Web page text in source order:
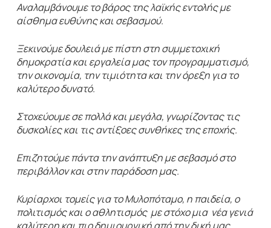
Αναλαμβάνουμε το βάρος της λαϊκής εντολής με
αίσθημα ευθύνης και σεβασμού.
Ξεκινούμε δουλειά με πίστη στη συμμετοχική
δημοκρατία και εργαλεία μας τον προγραμματισμό,
την οικονομία, την τιμιότητα και την όρεξη για το
καλύτερο δυνατό.
Στοχεύουμε σε πολλά και μεγάλα, γνωρίζοντας τις
δυσκολίες και τις αντίξοες συνθήκες της εποχής.
Επιζητούμε πάντα την ανάπτυξη με σεβασμό στο
περιβάλλον και στην παράδοση μας.
Κυρίαρχοι τομείς για το Μυλοπόταμο, η παιδεία, ο
πολιτισμός και ο αθλητισμός με στόχο μια νέα γενιά